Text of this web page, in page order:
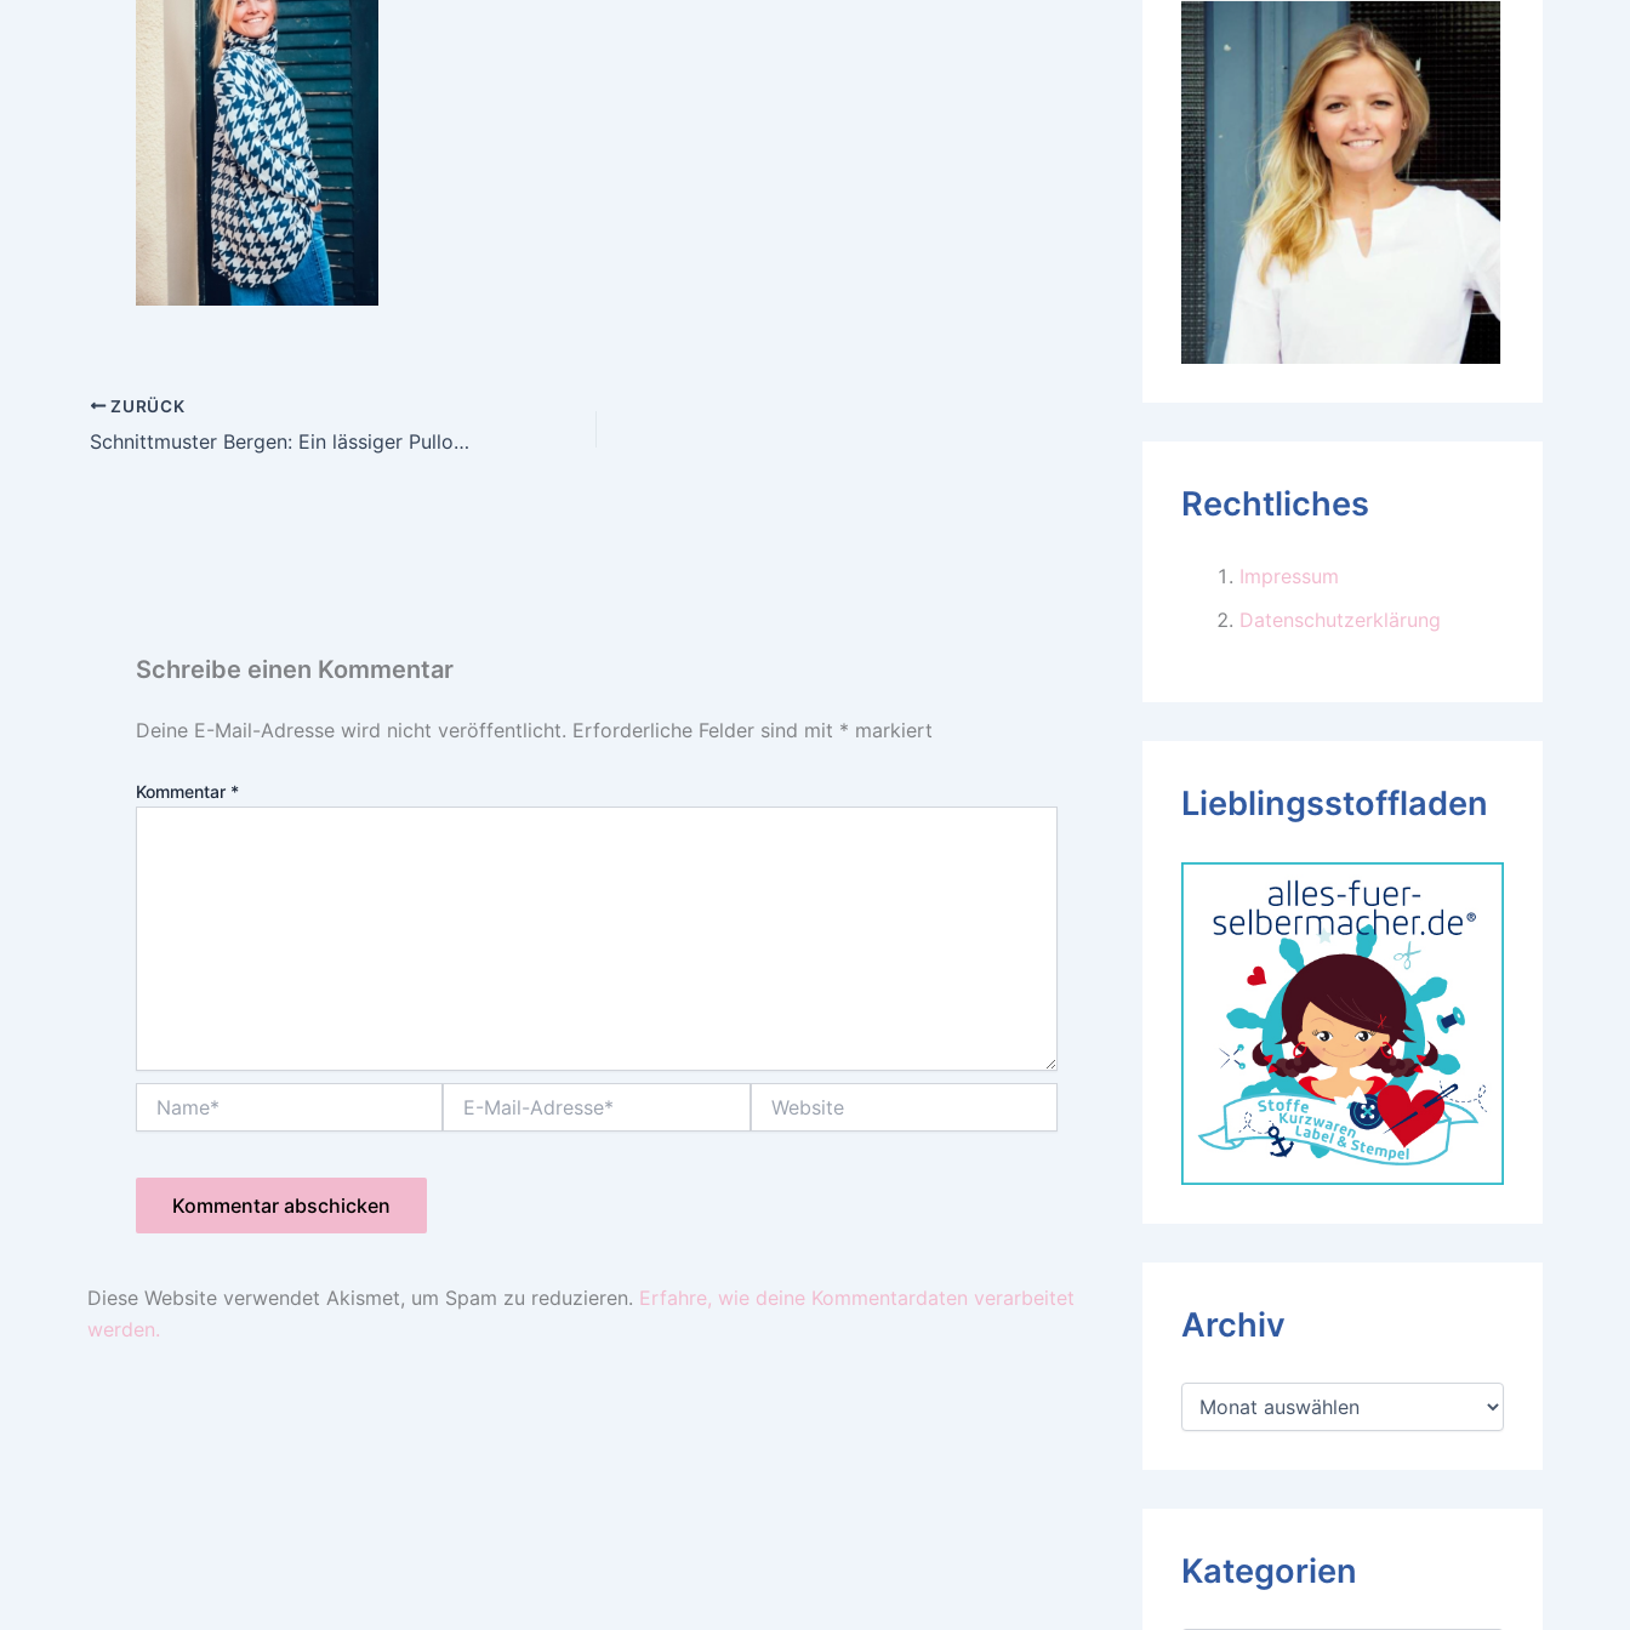
ZURÜCK
Schnittmuster Bergen: Ein lässiger Pullover, perfekt für Anfänger
Schreibe einen Kommentar
Deine E-Mail-Adresse wird nicht veröffentlicht. Erforderliche Felder sind mit * markiert
Kommentar *
Mail-
Diese Website verwendet Akismet, um Spam zu reduzieren. Erfahre, wie deine Kommentardaten verarbeitet
werden.
Rechtliches
Impressum
Datenschutzerklärung
Lieblingsstoffladen
Archiv
A
Kategorien